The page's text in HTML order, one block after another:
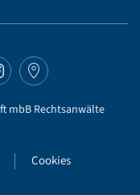
mbB Rechtsanwälte
Cookies